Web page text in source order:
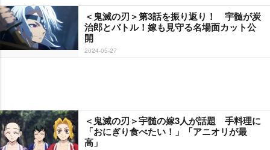
＜鬼滅の刃＞第3話を振り返り！ 宇髄が炭
治郎とバトル！嫁も見守る名場面カット公
開
2024-05-27
＜鬼滅の刃＞宇髄の嫁3人が話題 手料理に
「おにぎり食べたい！」「アニオリが最
高」